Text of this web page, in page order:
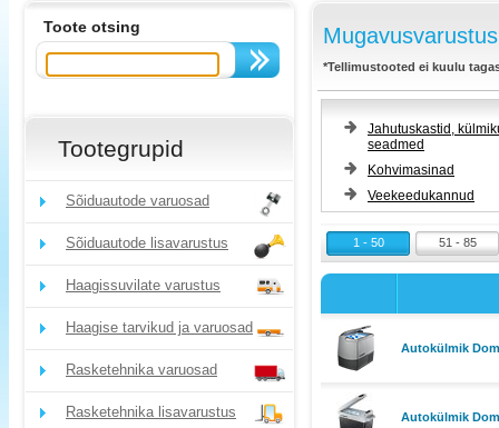
Toote otsing
Tootegrupid
Sõiduautode varuosad
Sõiduautode lisavarustus
Haagissuvilate varustus
Haagise tarvikud ja varuosad
Rasketehnika varuosad
Rasketehnika lisavarustus
*Tellimustooted ei kuulu
Jahutuskastid,
seadmed
Kohvimasinad
Veekeedukannud
1 - 50 51 - 85
Autokülmik
Autokülmik